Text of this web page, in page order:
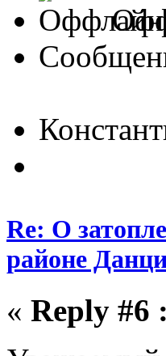
Re: О
районе
« Reply #6 :